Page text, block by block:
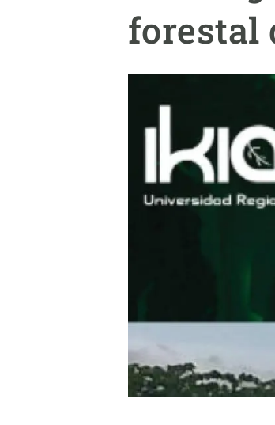
forestal
Ciencia abierta y gestión del conocimiento
Observación de la Tierra